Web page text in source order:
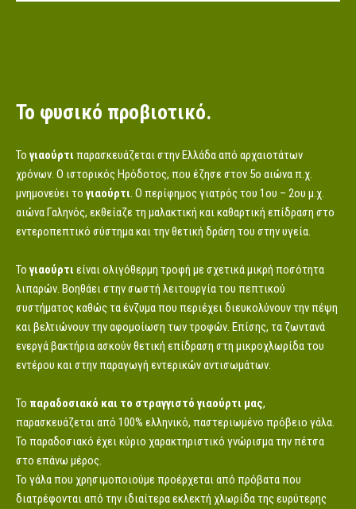
Το φυσικό προβιοτικό.
Το γιαούρτιπαρασκευάζεται στην Ελλάδα από αρχαιοτάτων
χρόνων. Ο ιστορικός Ηρόδοτος, που έζησε στον 5ο αιώνα π.χ.
μνημονεύει το γιαούρτι. Ο περίφημος γιατρός του 1ου – 2ου μ.χ.
αιώνα Γαληνός, εκθείαζε τη μαλακτική και καθαρτική επίδραση στο
εντεροπεπτικό σύστημα και την θετική δράση του στην υγεία.
Το γιαούρτιείναι ολιγόθερμη τροφή με σχετικά μικρή ποσότητα
λιπαρών. Βοηθάει στην σωστή λειτουργία του πεπτικού
συστήματος καθώς τα ένζυμα που περιέχει διευκολύνουν την πέψη
και βελτιώνουν την αφομοίωση των τροφών. Επίσης, τα ζωντανά
ενεργά βακτήρια ασκούν θετική επίδραση στη μικροχλωρίδα του
εντέρου και στην παραγωγή εντερικών αντισωμάτων.
Το παραδοσιακό και το στραγγιστό γιαούρτι μας,
παρασκευάζεται από 100% ελληνικό, παστεριωμένο πρόβειο γάλα.
Το παραδοσιακό έχει κύριο χαρακτηριστικό γνώρισμα την πέτσα
στο επάνω μέρος.
Το γάλα που χρησιμοποιούμε προέρχεται από πρόβατα που
διατρέφονται από την ιδιαίτερα εκλεκτή χλωρίδα της ευρύτερης